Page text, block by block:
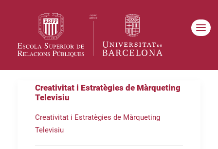
Creativitat i Estratègies de Màrqueting
Televisiu
Creativitat i Estratègies de Màrqueting
Televisiu